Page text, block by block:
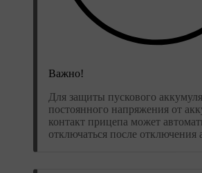
Важно!
Для защиты пускового
постоянного напряжения от
контакт прицепа может
отключаться после отключения